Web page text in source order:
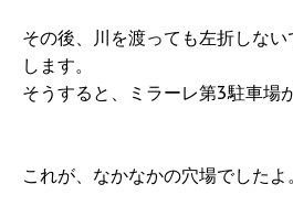
その後、川を渡っても左折しな
します。
そうすると、ミラーレ第3駐車場
これが、なかなかの穴場でしたよ。